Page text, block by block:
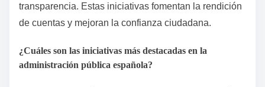
transparencia. Estas iniciativas fomentan la rendición
de cuentas y mejoran la confianza ciudadana.
¿Cuáles son las iniciativas más destacadas en la
administración pública española?